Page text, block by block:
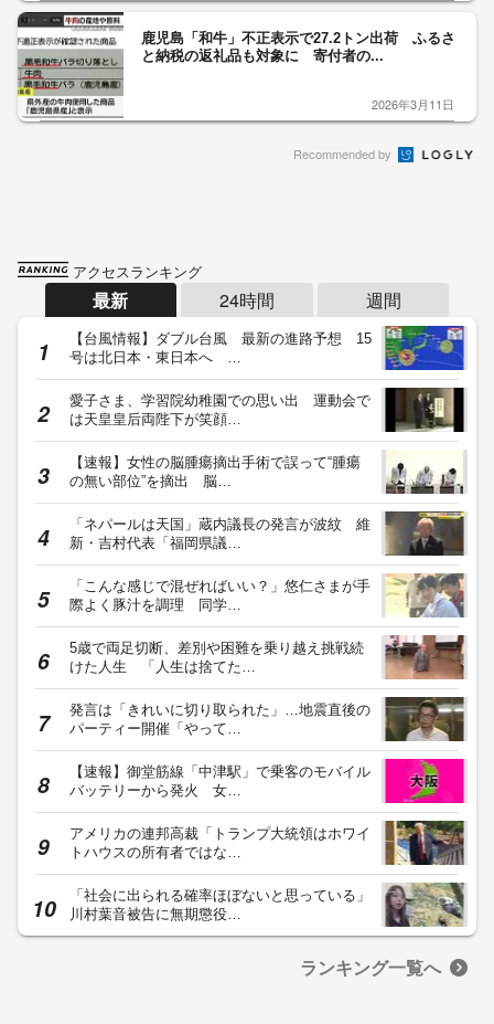
鹿児島「和牛」不正表示で27.2トン出荷 ふるさ
と納税の返礼品も対象に 寄付者の...
2026年3月11日
Recommended by
アクセスランキング
最新 24時間 週間
【台風情報】ダブル台風 最新の進路予想 15
号は北日本・東日本へ …
愛子さま、学習院幼稚園での思い出 運動会で
は天皇皇后両陛下が笑顔…
【速報】女性の脳腫瘍摘出手術で誤って“腫瘍
の無い部位”を摘出 脳…
「ネパールは天国」蔵内議長の発言が波紋 維
新・吉村代表「福岡県議…
「こんな感じで混ぜればいい？」悠仁さまが手
際よく豚汁を調理 同学…
5歳で両足切断、差別や困難を乗り越え挑戦続
けた人生 「人生は捨てた…
発言は「きれいに切り取られた」…地震直後の
パーティー開催「やって…
【速報】御堂筋線「中津駅」で乗客のモバイル
バッテリーから発火 女…
アメリカの連邦高裁「トランプ大統領はホワイ
トハウスの所有者ではな…
「社会に出られる確率ほぼないと思っている」
川村葉音被告に無期懲役…
ランキング一覧へ